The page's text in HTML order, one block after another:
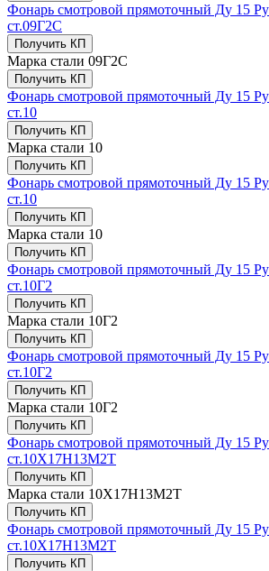
Фонарь смотровой прямоточный Ду 15
ст.09Г2С
Получить КП
Марка стали 09Г2С
Получить КП
Фонарь смотровой прямоточный Ду 15
ст.10
Получить КП
Марка стали 10
Получить КП
Фонарь смотровой прямоточный Ду 15
ст.10
Получить КП
Марка стали 10
Получить КП
Фонарь смотровой прямоточный Ду 15
ст.10Г2
Получить КП
Марка стали 10Г2
Получить КП
Фонарь смотровой прямоточный Ду 15
ст.10Г2
Получить КП
Марка стали 10Г2
Получить КП
Фонарь смотровой прямоточный Ду 15
ст.10Х17Н13М2Т
Получить КП
Марка стали 10Х17Н13М2Т
Получить КП
Фонарь смотровой прямоточный Ду 15
ст.10Х17Н13М2Т
Получить КП